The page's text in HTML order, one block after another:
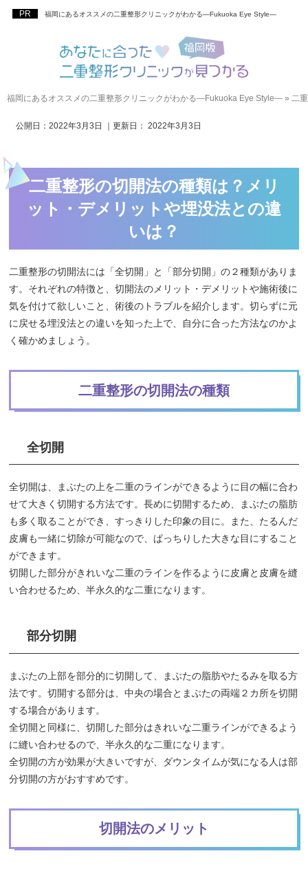
福岡にあるオススメの二重整形クリニックがわかる―Fukuoka Eye Style―
福岡にあるオススメの二重整形クリニックがわかる―Fukuoka Eye Style― » 二
公開日：2022年3月3日 ｜更新日：2022年3月3日
二重整形の切開法の種類は？メリ
ット・デメリットや埋没法との違
いは？
二重整形の切開法には「全切開」と「部分切開」の２種類がありま
す。それぞれの特徴と、切開法のメリット・デメリットや施術後に
気を付けて欲しいこと、術後のトラブルを紹介します。切らずに元
に戻せる埋没法との違いを知った上で、自分に合った方法なのかよ
く確かめましょう。
二重整形の切開法の種類
全切開
全切開は、まぶたの上を二重のラインができるように目の幅に合わ
せて大きく切開する方法です。長めに切開するため、まぶたの脂肪
も多く取ることができ、すっきりした印象の目に。また、たるんだ
皮膚も一緒に切除が可能なので、ぱっちりした大きな目にすること
ができます。
切開した部分がきれいな二重のラインを作るように皮膚と皮膚を縫
い合わせるため、半永久的な二重になります。
部分切開
まぶたの上部を部分的に切開して、まぶたの脂肪やたるみを取る方
法です。切開する部分は、中央の場合とまぶたの両端２カ所を切開
する場合があります。
全切開と同様に、切開した部分はきれいな二重ラインができるよう
に縫い合わせるので、半永久的な二重になります。
全切開の方が効果が大きいですが、ダウンタイムが気になる人は部
分切開の方がおすすめです。
切開法のメリット